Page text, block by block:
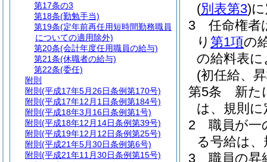
(別表第3)
3
任命権者
り 第1項の
の給料表
(初任給、
第5条
新た
は、規則
2
職員が一
る号給は
3
職員の昇
第17条の3
第18条(勤勉手当)
第19条(定年前再任用短時間勤務職員
についての適用除外)
第20条(会計年度任用職員の給与)
第21条(休職者の給与)
第22条(委任)
附則
附則 (平成17年5月26日条例第170号)
附則 (平成17年12月1日条例第184号)
附則 (平成18年3月16日条例第1号)
附則 (平成18年12月14日条例第39号)
附則 (平成19年12月12日条例第25号)
附則 (平成21年5月30日条例第6号)
附則 (平成21年11月30日条例第15号)